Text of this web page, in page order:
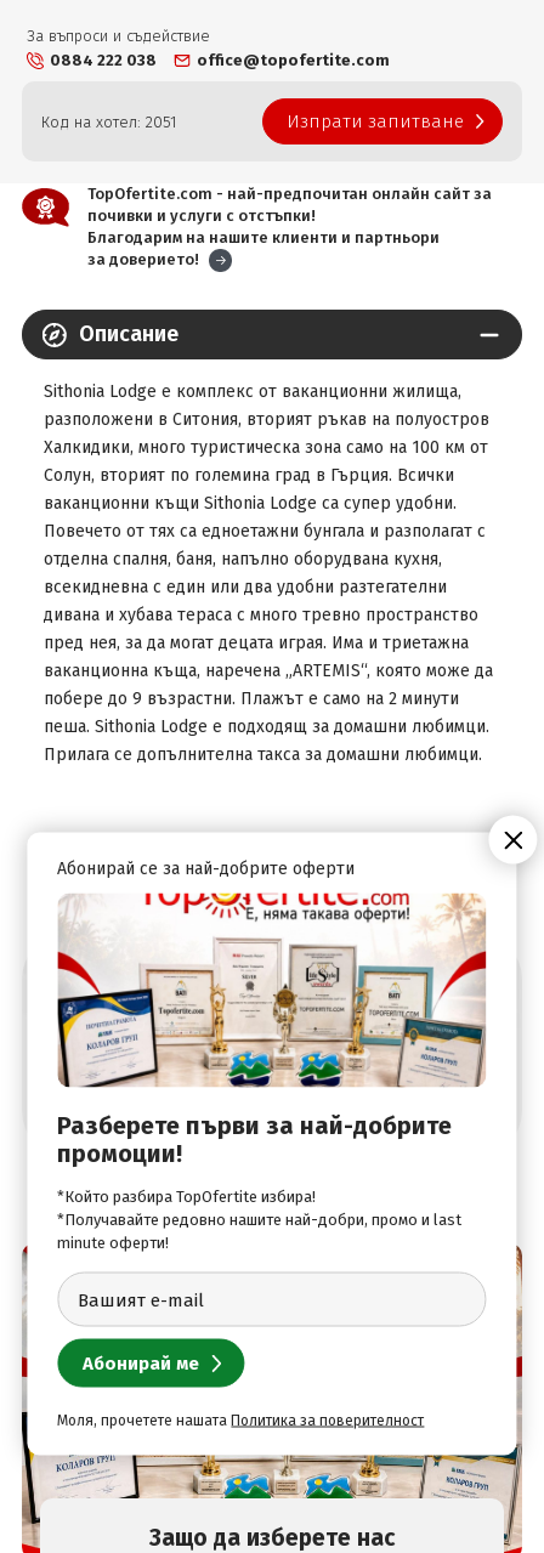
За въпроси и съдействие
0884 222 038
office@topofertite.com
Код на хотел: 2051 Изпрати запитване
TopOfertite.com - най-предпочитан онлайн сайт за
почивки и услуги с отстъпки!
Благодарим на нашите клиенти и партньори
за доверието!
Описание
Sithonia Lodge е комплекс от ваканционни жилища,
разположени в Ситония, вторият ръкав на полуостров
Халкидики, много туристическа зона само на 100 км от
Солун, вторият по големина град в Гърция. Всички
ваканционни къщи Sithonia Lodge са супер удобни.
Повечето от тях са едноетажни бунгала и разполагат с
отделна спалня, баня, напълно оборудвана кухня,
всекидневна с един или два удобни разтегателни
дивана и хубава тераса с много тревно пространство
пред нея, за да могат децата играя. Има и триетажна
ваканционна къща, наречена „ARTEMIS“, която може да
побере до 9 възрастни. Плажът е само на 2 минути
пеша. Sithonia Lodge е подходящ за домашни любимци.
Прилага се допълнителна такса за домашни любимци.
Абонирай се за най-добрите оферти
Защо да изберете нас
Абонирай се за най-добрите оферти
Разберете първи за най-добрите
промоции!
*Който разбира TopOfertite избира!
*Получавайте редовно нашите най-добри, промо и last
minute оферти!
Моля, прочетете нашатаПолитика за поверителност